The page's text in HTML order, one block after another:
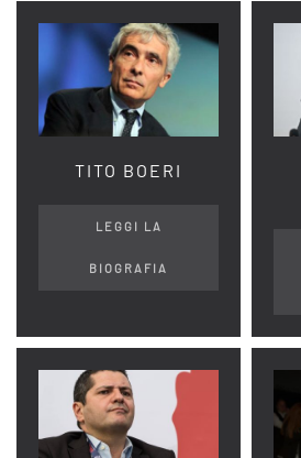
TITO BOERI
LEGGI LA
BIOGRAFIA